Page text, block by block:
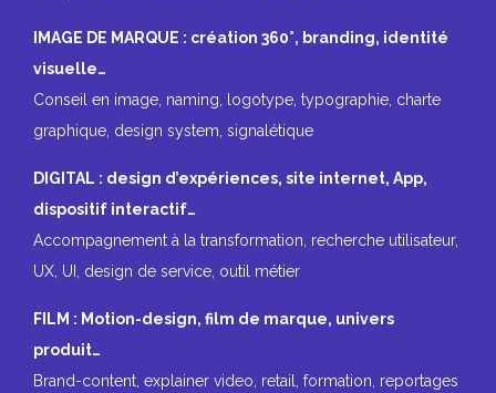
IMAGE DE MARQUE : création 360°, branding, identité
visuelle…
Conseil en image, naming, logotype, typographie, charte
graphique, design system, signalétique
DIGITAL : design d’expériences, site internet, App,
dispositif interactif…
Accompagnement à la transformation, recherche utilisateur,
UX, UI, design de service, outil métier
FILM : Motion-design, film de marque, univers
produit…
Brand-content, explainer video, retail, formation, reportages